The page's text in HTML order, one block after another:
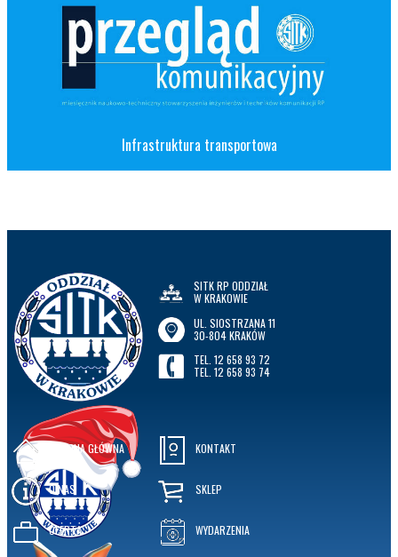
Infrastruktura transportowa
SITK RP ODDZIAŁ
W KRAKOWIE
UL. SIOSTRZANA 11
30-804 KRAKÓW
TEL. 12 658 93 72
TEL. 12 658 93 74
STRONA GŁÓWNA
O NAS
OFERTA
KONTAKT
SKLEP
WYDARZENIA